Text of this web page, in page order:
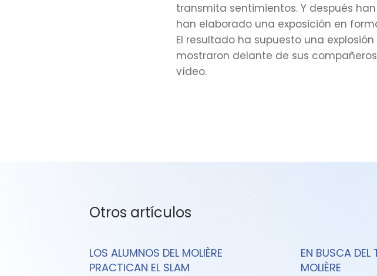
transmita sentimientos. Y después
han elaborado una exposición en
El resultado ha supuesto una
mostraron delante de sus
vídeo.
Otros artículos
LOS ALUMNOS DEL MOLIÈRE
PRACTICAN EL SLAM
EN BUSCA DEL
MOLIÈRE